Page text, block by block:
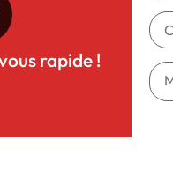
rapide !